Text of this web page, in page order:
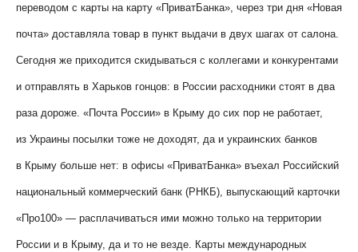
переводом с карты на карту «ПриватБанка», через три дня «Новая
почта» доставляла товар в пункт выдачи в двух шагах от салона.
Сегодня же приходится скидываться с коллегами и конкурентами
и отправлять в Харьков гонцов: в России расходники стоят в два
раза дороже. «Почта России» в Крыму до сих пор не работает,
из Украины посылки тоже не доходят, да и украинских банков
в Крыму больше нет: в офисы «ПриватБанка» въехал Российский
национальный коммерческий банк (РНКБ), выпускающий карточки
«Про100» — расплачиваться ими можно только на территории
России и в Крыму, да и то не везде. Карты международных